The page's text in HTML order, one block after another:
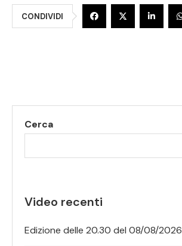
CONDIVIDI
Cerca
Video recenti
Edizione delle 20.30 del 08/08/2026